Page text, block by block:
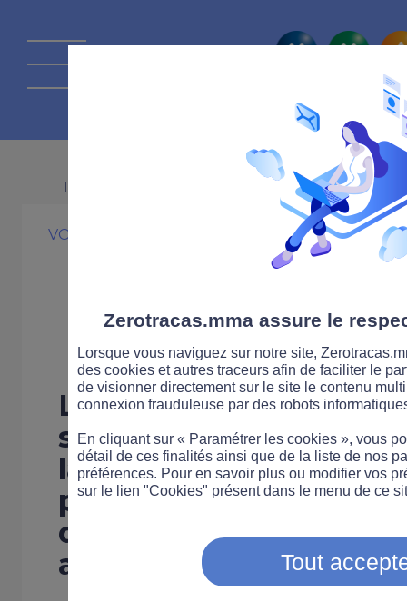
La route
12 JUILLET 2013
VOITURE
Baisse de la
routes ?
Le ministre de
s'est dit favorable à
la vitesse à70 km/h
périphérique parisien
diminution de10 km/
autoroutes et les axes
Zerotracas.mma assure le
Lorsque vous naviguez sur notre site,
des cookies et autres traceurs afin de faciliter le
de visionner directement sur le site le contenu
connexion frauduleuse par des robots
En cliquant sur « Paramétrer les cookies », vous
détail de ces finalités ainsi que de la liste de nos
préférences. Pour en savoir plus ou modifier vos
sur le lien "Cookies" présent dans le menu de ce
Tout